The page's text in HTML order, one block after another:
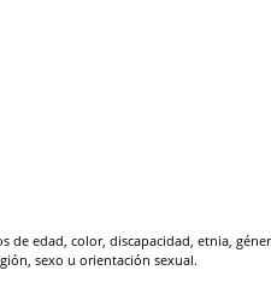
de edad, color, discapacidad, etnia,
sexo u orientación sexual.